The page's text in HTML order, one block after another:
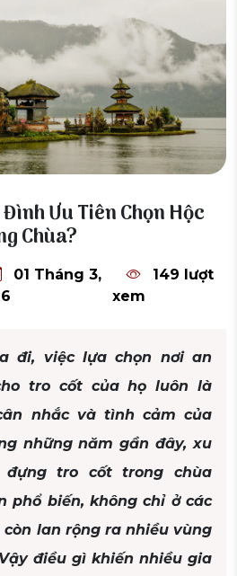
Ưu Tiên Chọn Hộc
Chùa?
01 Tháng 3,
149 lượt
xem
đi, việc lựa chọn nơi an
tro cốt của họ luôn là
nhắc và tình cảm của
những năm gần đây, xu
đựng tro cốt trong chùa
phổ biến, không chỉ ở các
lan rộng ra nhiều vùng
điều gì khiến nhiều gia